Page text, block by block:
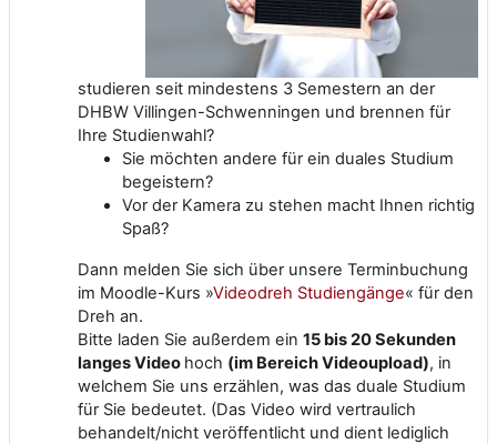
studieren seit mindestens 3 Semestern an der
DHBW Villingen-Schwenningen und brennen für
Ihre Studienwahl?
Sie möchten andere für ein duales Studium
begeistern?
Vor der Kamera zu stehen macht Ihnen richtig
Spaß?
Dann melden Sie sich über unsere Terminbuchung
im Moodle-Kurs »Videodreh Studiengänge« für den
Dreh an.
Bitte laden Sie außerdem ein 15 bis 20 Sekunden
langes Video hoch (im Bereich Videoupload), in
welchem Sie uns erzählen, was das duale Studium
für Sie bedeutet. (Das Video wird vertraulich
behandelt/nicht veröffentlicht und dient lediglich